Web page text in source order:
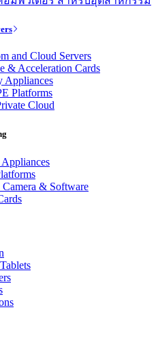
and Cloud Servers
& Acceleration Cards
Appliances
Platforms
Cloud
& Software